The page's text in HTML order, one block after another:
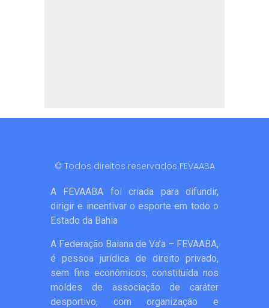
© Todos direitos reservados FEVAABA
A FEVAABA foi criada para difundir,
dirigir e incentivar o esporte em todo o
Estado da Bahia
A Federação Baiana de Va’a – FEVAABA,
é pessoa jurídica de direito privado,
sem fins econômicos, constituída nos
moldes de associação de caráter
desportivo, com organização e